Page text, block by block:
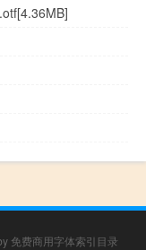
免费商用字体索引目录